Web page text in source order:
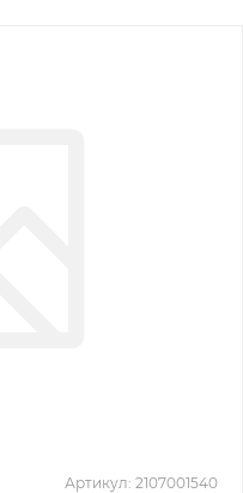
Артикул: 2107001540